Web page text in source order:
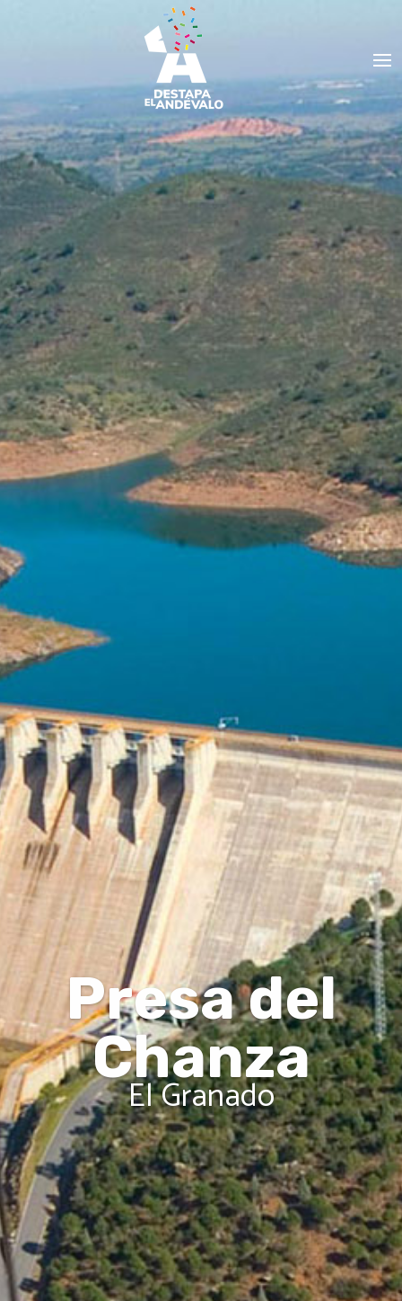
Presa del
Chanza
El Granado